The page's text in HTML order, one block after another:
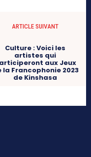
ARTICLE SUIVANT
Culture : Voici les
artistes qui
aux Jeux
la Francophonie 2023
de Kinshasa